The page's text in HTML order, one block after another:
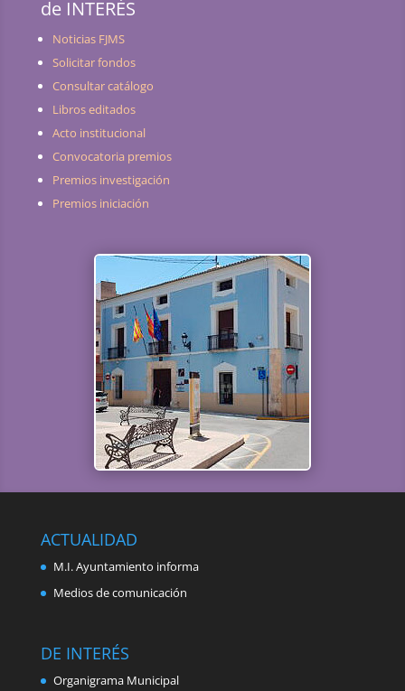
de INTERÉS
Noticias FJMS
Solicitar fondos
Consultar catálogo
Libros editados
Acto institucional
Convocatoria premios
Premios investigación
Premios iniciación
ACTUALIDAD
M.I. Ayuntamiento informa
Medios de comunicación
DE INTERÉS
Organigrama Municipal